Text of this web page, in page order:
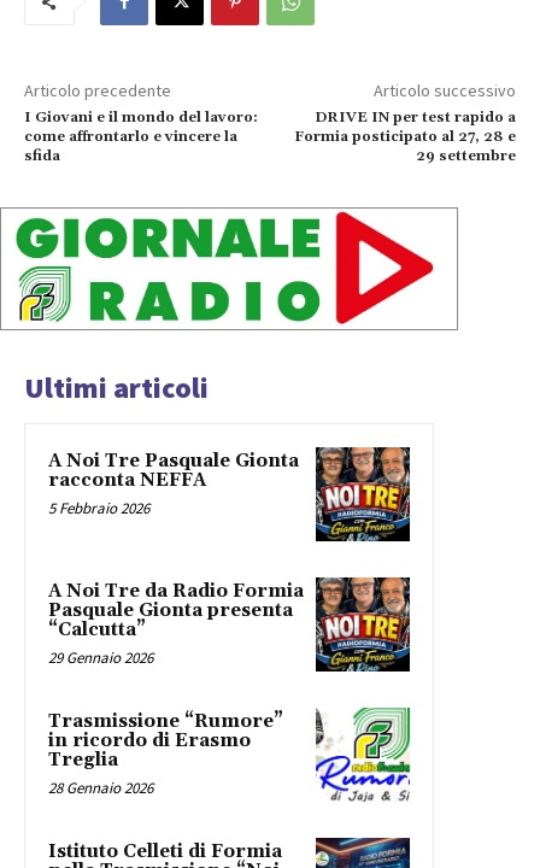
Articolo precedente
I Giovani e il mondo del lavoro:
come affrontarlo e vincere la
sfida
Articolo successivo
DRIVE IN per test rapido a
Formia posticipato al 27, 28 e
29 settembre
Ultimi articoli
A Noi Tre Pasquale Gionta
racconta NEFFA
5 Febbraio 2026
A Noi Tre da Radio Formia
Pasquale Gionta presenta
“Calcutta”
29 Gennaio 2026
Trasmissione “Rumore”
in ricordo di Erasmo
Treglia
28 Gennaio 2026
Istituto Celleti di Formia